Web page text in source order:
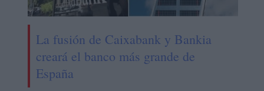
La fusión de Caixabank y Bankia
creará el banco más grande de
España